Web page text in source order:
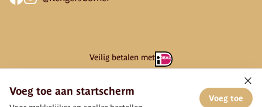
Veilig betalen met
Voeg toe aan startscherm
Voeg toe